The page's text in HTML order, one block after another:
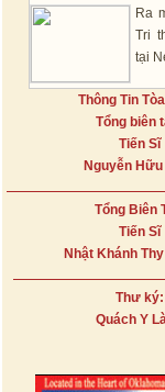
Ra
Tri
tại
Thông Tin
Tổng biên
Tiến Sĩ
Nguyễn
Tổng Biên
Tiến Sĩ
Nhật Khánh
Thư ký:
Quách Y